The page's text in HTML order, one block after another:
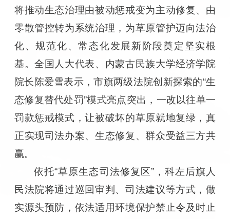
将推动生态治理由被动惩戒变为主动修复、由
零散管控转为系统治理，为草原管护迈向法治
化、规范化、常态化发展新阶段奠定坚实根
基。全国人大代表、内蒙古民族大学经济学院
院长陈爱雪表示，市旗两级法院创新探索的“生
态修复替代处罚”模式亮点突出，一改以往单一
罚款惩戒模式，让被破坏的草原就地复绿，真
正实现司法办案、生态修复、群众受益三方共
赢。
依托“草原生态司法修复区”，科左后旗人
民法院将通过巡回审判、司法建议等方式，做
实源头预防，依法适用环境保护禁止令及时止